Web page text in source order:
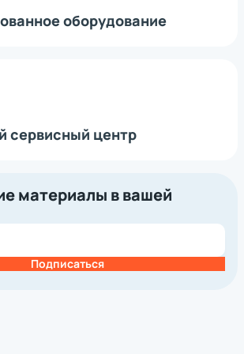
оборудование
сервисный центр
материалы в вашей
Подписаться